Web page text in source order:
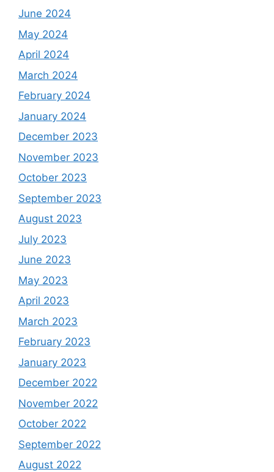
June 2024
May 2024
April 2024
March 2024
February 2024
January 2024
December 2023
November 2023
October 2023
September 2023
August 2023
July 2023
June 2023
May 2023
April 2023
March 2023
February 2023
January 2023
December 2022
November 2022
October 2022
September 2022
August 2022